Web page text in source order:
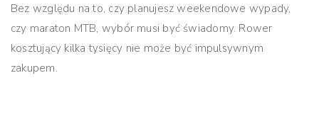
Bez względu na to, czy planujesz weekendowe wypady,
czy maraton MTB, wybór musi być świadomy. Rower
kosztujący kilka tysięcy nie może być impulsywnym
zakupem.